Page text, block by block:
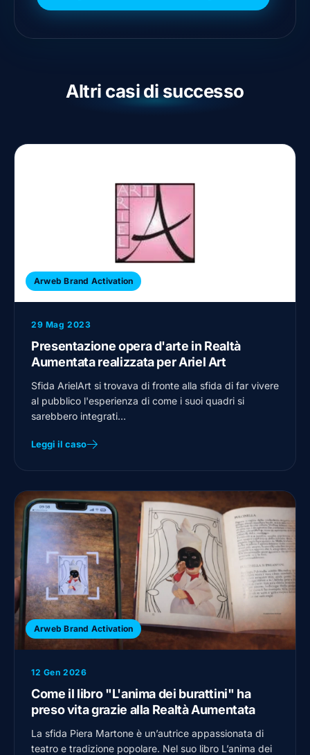
Altri casi di successo
Arweb Brand Activation
29 Mag 2023
Presentazione opera d'arte in Realtà
Aumentata realizzata per Ariel Art
Sfida ArielArt si trovava di fronte alla sfida di far vivere
al pubblico l'esperienza di come i suoi quadri si
sarebbero integrati…
Leggi il caso
Arweb Brand Activation
12 Gen 2026
Come il libro "L'anima dei burattini" ha
preso vita grazie alla Realtà Aumentata
La sfida Piera Martone è un’autrice appassionata di
teatro e tradizione popolare. Nel suo libro L’anima dei